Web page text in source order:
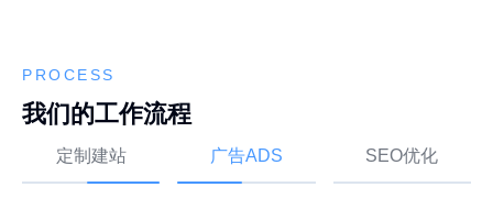
PROCESS
我们的工作流程
定制建站 广告ADS SEO优化